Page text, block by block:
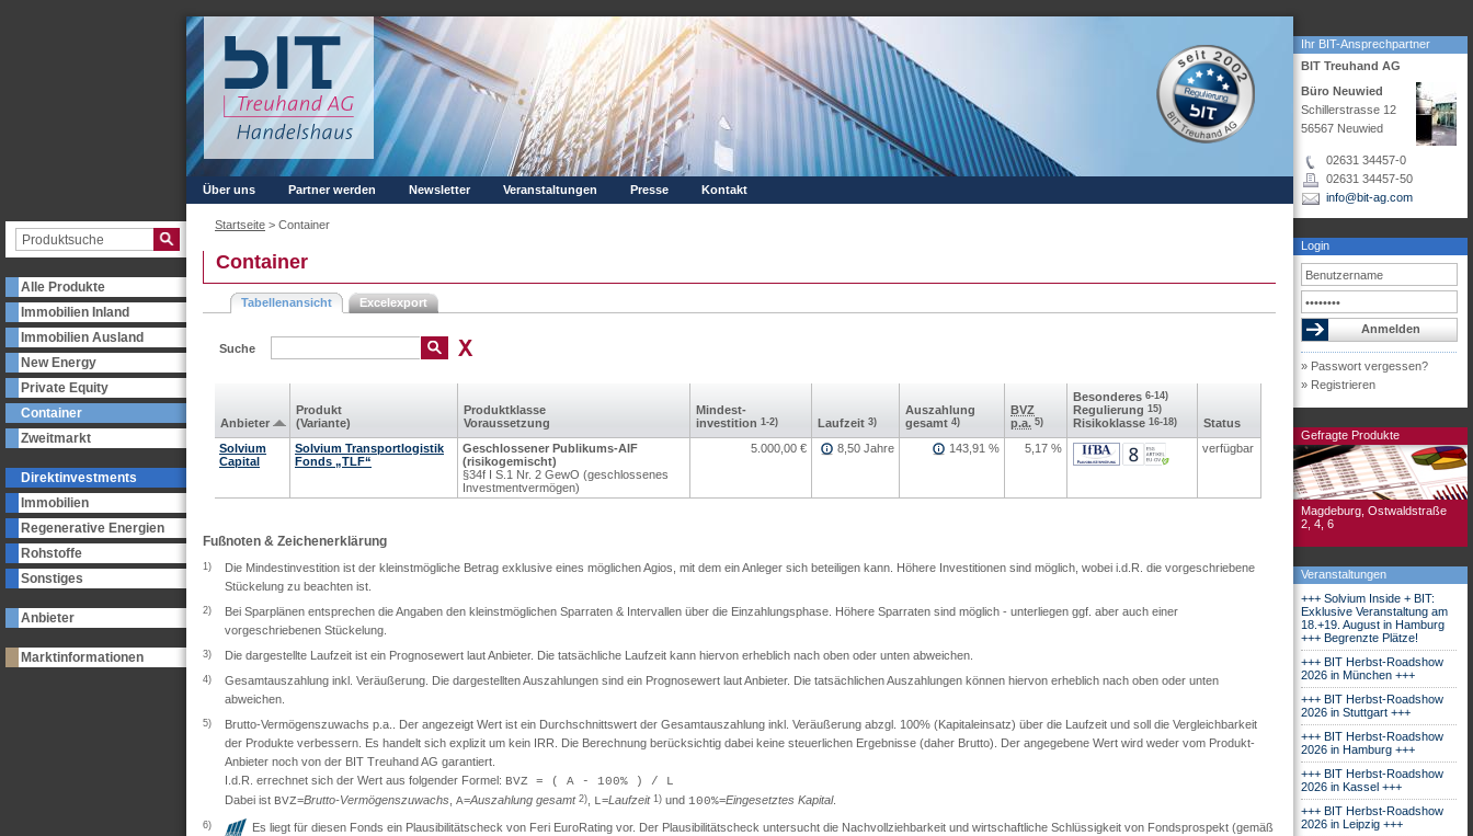
Alle Produkte
Immobilien Inland
Immobilien Ausland
New Energy
Private Equity
Container
Zweitmarkt
Direktinvestments
Immobilien
Regenerative Energien
Rohstoffe
Sonstiges
Anbieter
Marktinformationen
Ihr BIT-Ansprechpartner
BIT Treuhand AG
Büro Neuwied
Schillerstrasse 12
56567 Neuwied
02631 34457-0
02631 34457-50
info@bit-ag.com
Login
» Passwort vergessen?
» Registrieren
Gefragte Produkte
Magdeburg, Ostwaldstraße
2, 4, 6
Veranstaltungen
+++ Solvium Inside + BIT:
Exklusive Veranstaltung am
18.+19. August in Hamburg
+++ Begrenzte Plätze!
+++ BIT Herbst-Roadshow
2026 in München +++
+++ BIT Herbst-Roadshow
2026 in Stuttgart +++
+++ BIT Herbst-Roadshow
2026 in Hamburg +++
+++ BIT Herbst-Roadshow
2026 in Kassel +++
+++ BIT Herbst-Roadshow
2026 in Leipzig +++
Über uns Partner werden Newsletter Veranstaltungen Presse Kontakt
Startseite > Container
Container
Tabellenansicht Excelexport
Suche
Anbieter
Produkt
(Variante)
Produkt­klasse
Voraus­setzung
Mindest­
investition 1-2) Laufzeit 3)
Aus­zahlung
gesamt 4)
BVZ
p.a. 5)
Besonderes 6-14)
Regulierung 15)
Risikoklasse 16-18)
Status
Solvium
Capital
Solvium Transportlogistik
Fonds „TLF“
Geschlossener Publikums-AIF
(risikogemischt)
§34f I S.1 Nr. 2 GewO (geschlossenes
Investmentvermögen)
5.000,00 € 8,50 Jahre 143,91 % 5,17 % verfügbar
Fußnoten & Zeichenerklärung
1)
Die Mindestinvestition ist der kleinstmögliche Betrag exklusive eines möglichen Agios, mit dem ein Anleger sich beteiligen kann. Höhere Investitionen sind möglich, wobei i.d.R. die vorgeschriebene
Stückelung zu beachten ist.
2)
Bei Sparplänen entsprechen die Angaben den kleinstmöglichen Sparraten & Intervallen über die Einzahlungsphase. Höhere Sparraten sind möglich - unterliegen ggf. aber auch einer
vorgeschriebenen Stückelung.
3) Die dargestellte Laufzeit ist ein Prognosewert laut Anbieter. Die tatsächliche Laufzeit kann hiervon erheblich nach oben oder unten abweichen.
4)
Gesamtauszahlung inkl. Veräußerung. Die dargestellten Auszahlungen sind ein Prognosewert laut Anbieter. Die tatsächlichen Auszahlungen können hiervon erheblich nach oben oder unten
abweichen.
5)
Brutto-Vermögenszuwachs p.a.. Der angezeigt Wert ist ein Durchschnittswert der Gesamtauszahlung inkl. Veräußerung abzgl. 100% (Kapitaleinsatz) über die Laufzeit und soll die Vergleichbarkeit
der Produkte verbessern. Es handelt sich explizit um kein IRR. Die Berechnung berücksichtig dabei keine steuerlichen Ergebnisse (daher Brutto). Der angegebene Wert wird weder vom Produkt-
Anbieter noch von der BIT Treuhand AG garantiert.
I.d.R. errechnet sich der Wert aus folgender Formel: BVZ = ( A - 100% ) / L
Dabei ist BVZ=Brutto-Vermögenszuwachs A=Auszahlung gesamt2) L=Laufzeit1) und 100%=Eingesetztes Kapital.
6)
Es liegt für diesen Fonds ein Plausibilitätscheck von Feri EuroRating vor. Der Plausibilitätscheck untersucht die Nachvollziehbarkeit und wirtschaftliche Schlüssigkeit von Fondsprospekt (gemäß